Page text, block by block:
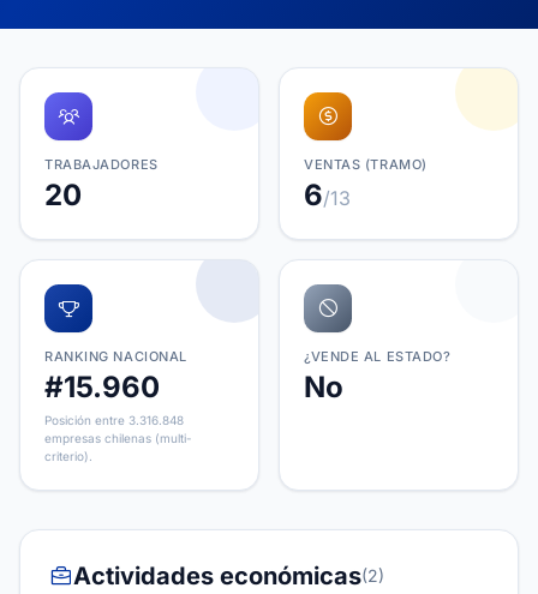
TRABAJADORES
20
VENTAS (TRAMO)
6/13
RANKING NACIONAL
#15.960
Posición entre 3.316.848
empresas chilenas (multi-
criterio).
¿VENDE AL ESTADO?
No
Actividades económicas(2)